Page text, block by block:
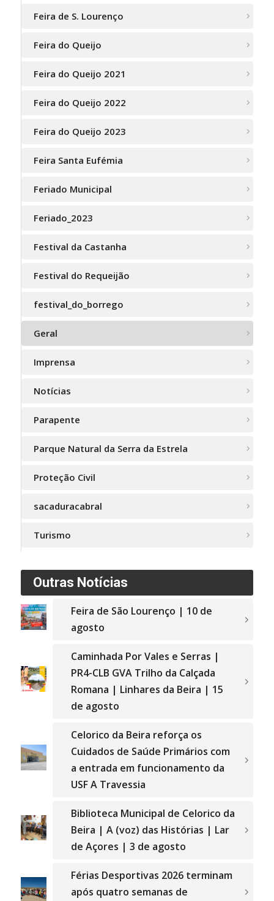
Feira de S. Lourenço
Feira do Queijo
Feira do Queijo 2021
Feira do Queijo 2022
Feira do Queijo 2023
Feira Santa Eufémia
Feriado Municipal
Feriado_2023
Festival da Castanha
Festival do Requeijão
festival_do_borrego
Geral
Imprensa
Notícias
Parapente
Parque Natural da Serra da Estrela
Proteção Civil
sacaduracabral
Turismo
Outras Notícias
Feira de São Lourenço | 10 de
agosto
Caminhada Por Vales e Serras |
PR4-CLB GVA Trilho da Calçada
Romana | Linhares da Beira | 15
de agosto
Celorico da Beira reforça os
Cuidados de Saúde Primários com
a entrada em funcionamento da
USF A Travessia
Biblioteca Municipal de Celorico da
Beira | A (voz) das Histórias | Lar
de Açores | 3 de agosto
Férias Desportivas 2026 terminam
após quatro semanas de